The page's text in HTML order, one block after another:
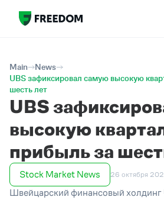
Main
News
UBS зафиксировал самую высокую
шесть лет
UBS
высокую
прибыль за
Stock Market News 26 октября
Швейцарский финансовый холдинг